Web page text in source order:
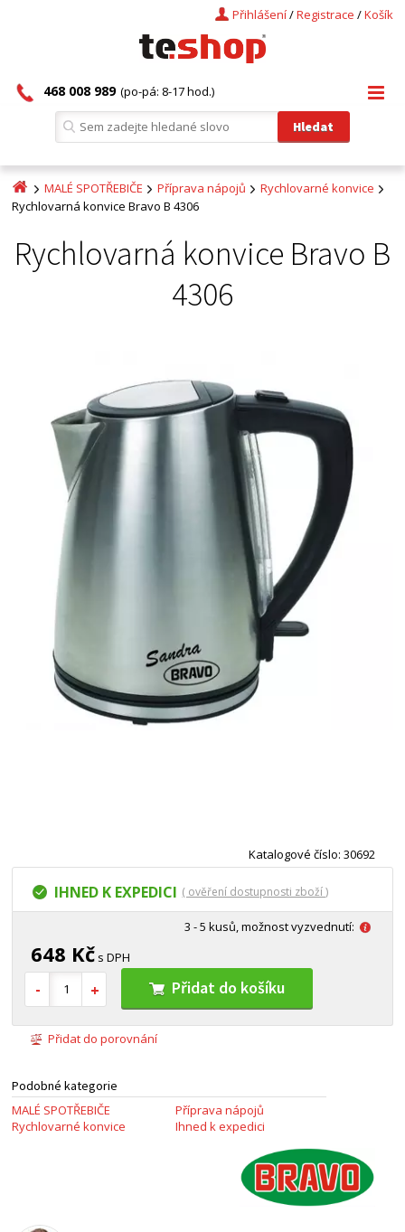
Košík
/
Registrace
/
Přihlášení
468 008 989 (po-pá: 8-17 hod.)
MALÉ SPOTŘEBIČE Příprava nápojů
Rychlovarné konvice
Rychlovarná konvice Bravo B 4306
Rychlovarná konvice Bravo B
4306
Katalogové číslo: 30692
IHNED K EXPEDICI ( ověření dostupnosti zboží )
3 - 5 kusů, možnost vyzvednutí:
648 Kč s DPH
Přidat do košíku
Přidat do porovnání
Podobné kategorie
MALÉ SPOTŘEBIČE
Rychlovarné konvice
Příprava nápojů
Ihned k expedici